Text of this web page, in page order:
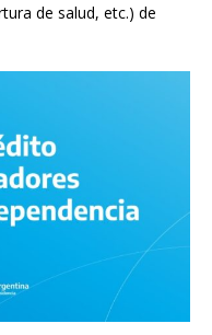
de salud, etc.) de